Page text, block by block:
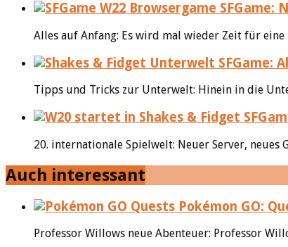
SFGame:
Alles auf Anfang: Es wird mal wieder Zeit für eine
SFGame:
Tipps und Tricks zur Unterwelt: Hinein in die
20. internationale Spielwelt: Neuer Server, neues
Auch interessant
Pokémon GO:
Professor Willows neue Abenteuer: Professor